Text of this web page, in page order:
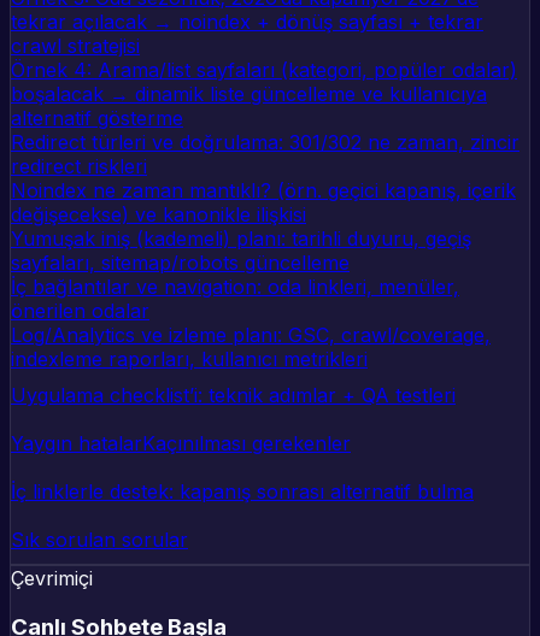
tekrar açılacak → noindex + dönüş sayfası + tekrar
crawl stratejisi
Örnek 4: Arama/list sayfaları (kategori, popüler odalar)
boşalacak → dinamik liste güncelleme ve kullanıcıya
alternatif gösterme
Redirect türleri ve doğrulama: 301/302 ne zaman, zincir
redirect riskleri
Noindex ne zaman mantıklı? (örn. geçici kapanış, içerik
değişecekse) ve kanonikle ilişkisi
Yumuşak iniş (kademeli) planı: tarihli duyuru, geçiş
sayfaları, sitemap/robots güncelleme
İç bağlantılar ve navigation: oda linkleri, menüler,
önerilen odalar
Log/Analytics ve izleme planı: GSC, crawl/coverage,
indexleme raporları, kullanıcı metrikleri
Uygulama checklist’i: teknik adımlar + QA testleri
Yaygın hatalarKaçınılması gerekenler
İç linklerle destek: kapanış sonrası alternatif bulma
Sık sorulan sorular
Çevrimiçi
Canlı Sohbete Başla